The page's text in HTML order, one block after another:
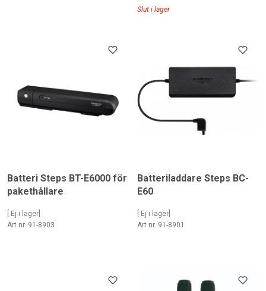
Slut i lager
Batteri Steps BT-E6000 för
pakethållare
[ Ej i lager]
Art nr. 91-8903
Batteriladdare Steps BC-
E60
[ Ej i lager]
Art nr. 91-8901